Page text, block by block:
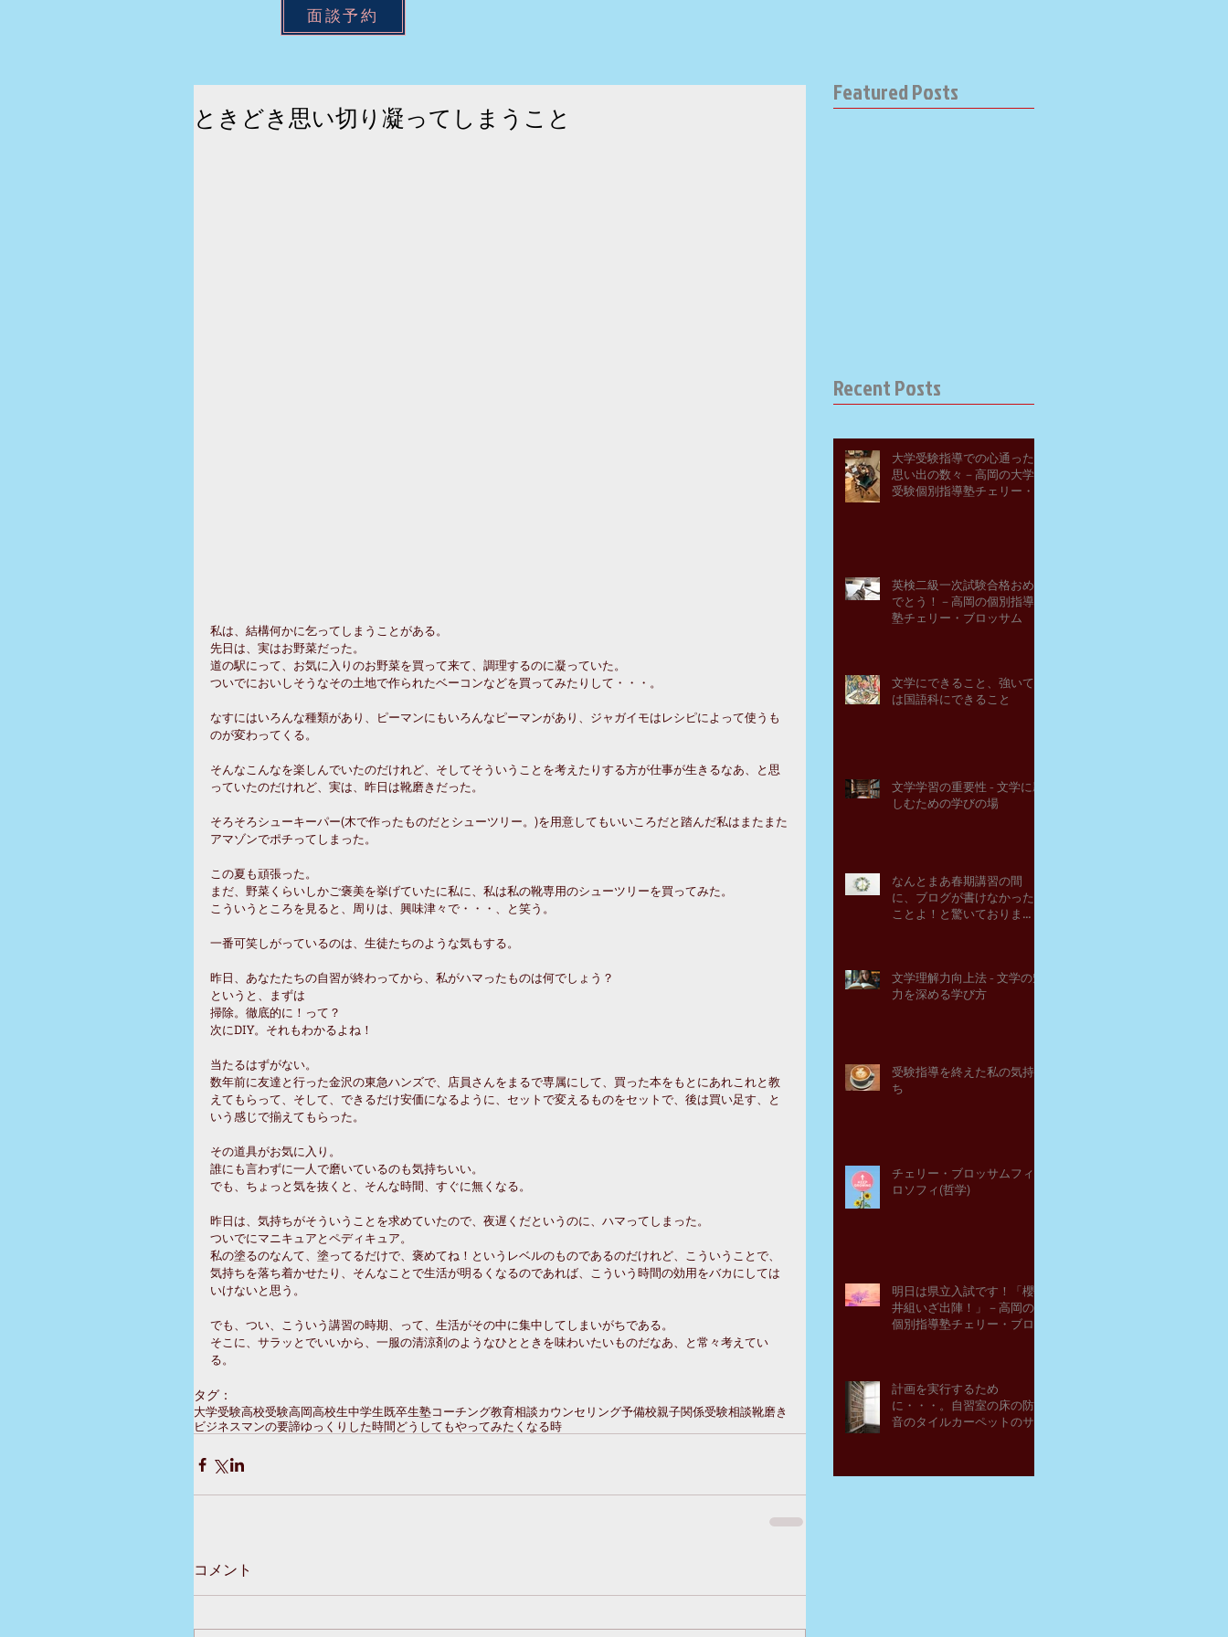
面談予約
ときどき思い切り凝ってしまうこと
私は、結構何かに乞ってしまうことがある。
先日は、実はお野菜だった。
道の駅にって、お気に入りのお野菜を買って来て、調理するのに凝っていた。
ついでにおいしそうなその土地で作られたベーコンなどを買ってみたりして・・・。
なすにはいろんな種類があり、ピーマンにもいろんなピーマンがあり、ジャガイモはレシピによって使うも
のが変わってくる。
そんなこんなを楽しんでいたのだけれど、そしてそういうことを考えたりする方が仕事が生きるなあ、と思
っていたのだけれど、実は、昨日は靴磨きだった。
そろそろシューキーパー(木で作ったものだとシューツリー。)を用意してもいいころだと踏んだ私はまたまた
アマゾンでポチってしまった。
この夏も頑張った。
まだ、野菜くらいしかご褒美を挙げていたに私に、私は私の靴専用のシューツリーを買ってみた。
こういうところを見ると、周りは、興味津々で・・・、と笑う。
一番可笑しがっているのは、生徒たちのような気もする。
昨日、あなたたちの自習が終わってから、私がハマったものは何でしょう？
というと、まずは
掃除。徹底的に！って？
次にDIY。それもわかるよね！
当たるはずがない。
数年前に友達と行った金沢の東急ハンズで、店員さんをまるで専属にして、買った本をもとにあれこれと教
えてもらって、そして、できるだけ安価になるように、セットで変えるものをセットで、後は買い足す、と
いう感じで揃えてもらった。
その道具がお気に入り。
誰にも言わずに一人で磨いているのも気持ちいい。
でも、ちょっと気を抜くと、そんな時間、すぐに無くなる。
昨日は、気持ちがそういうことを求めていたので、夜遅くだというのに、ハマってしまった。
ついでにマニキュアとペディキュア。
私の塗るのなんて、塗ってるだけで、褒めてね！というレベルのものであるのだけれど、こういうことで、
気持ちを落ち着かせたり、そんなことで生活が明るくなるのであれば、こういう時間の効用をバカにしては
いけないと思う。
でも、つい、こういう講習の時期、って、生活がその中に集中してしまいがちである。
そこに、サラッとでいいから、一服の清涼剤のようなひとときを味わいたいものだなあ、と常々考えてい
る。
タグ：
大学受験高校受験高岡高校生中学生既卒生塾コーチング教育相談カウンセリング予備校親子関係受験相談靴磨き
ビジネスマンの要諦ゆっくりした時間どうしてもやってみたくなる時
コメント
Featured Posts
Recent Posts
大学受験指導での心通った
思い出の数々－高岡の大学
受験個別指導塾チェリー・
英検二級一次試験合格おめ
でとう！－高岡の個別指導
塾チェリー・ブロッサム
文学にできること、強いて
は国語科にできること
文学学習の重要性 - 文学に親
しむための学びの場
なんとまあ春期講習の間
に、ブログが書けなかった
ことよ！と驚いておりま
文学理解力向上法 - 文学の魅
力を深める学び方
受験指導を終えた私の気持
ち
チェリー・ブロッサムフィ
ロソフィ(哲学)
明日は県立入試です！「櫻
井組いざ出陣！」－高岡の
個別指導塾チェリー・ブロ
計画を実行するため
に・・・。自習室の床の防
音のタイルカーペットのサ